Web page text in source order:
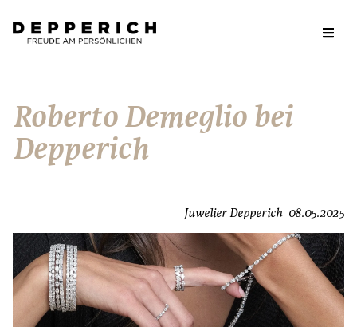
Roberto Demeglio bei
Depperich
Juwelier Depperich 08.05.2025